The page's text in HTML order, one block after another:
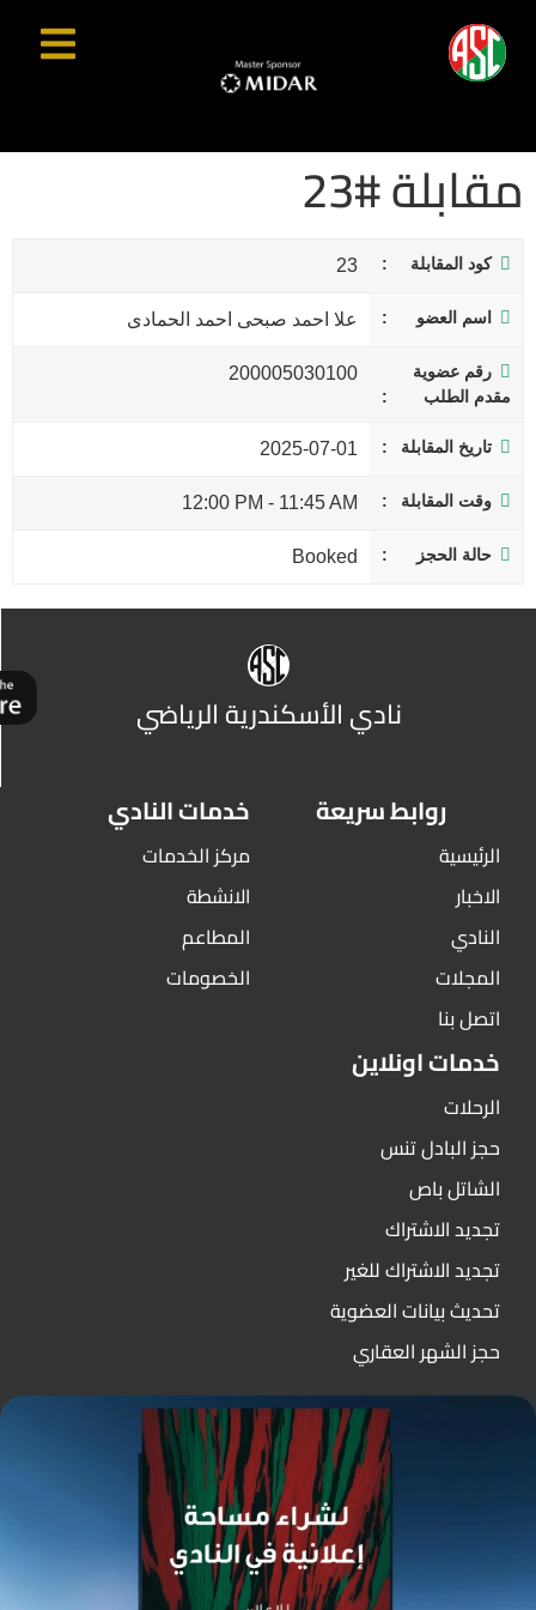
مقابلة #23
كود المقابلة 23
اسم العضو علا احمد صبحى احمد الحمادى
رقم عضوية
مقدم الطلب
200005030100
تاريخ المقابلة 2025-07-01
وقت المقابلة 11:45 AM
-
12:00 PM
حالة الحجز Booked
نادي الأسكندرية الرياضي
روابط سريعة
الرئيسية
الاخبار
النادي
المجلات
اتصل بنا
خدمات النادي
مركز الخدمات
الانشطة
المطاعم
الخصومات
خدمات اونلاين
الرحلات
حجز البادل تنس
الشاتل باص
تجديد الاشتراك
تجديد الاشتراك للغير
تحديث بيانات العضوية
حجز الشهر العقاري